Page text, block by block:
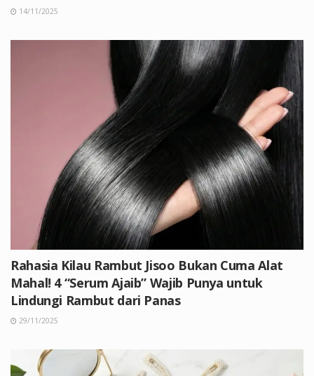
14/11/2025
Rahasia Kilau Rambut Jisoo Bukan Cuma Alat
Mahal! 4 “Serum Ajaib” Wajib Punya untuk
Lindungi Rambut dari Panas
29/11/2025